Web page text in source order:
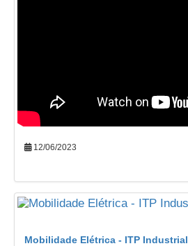
12/06/2023
Mobilidade Elétrica - ITP Industrial